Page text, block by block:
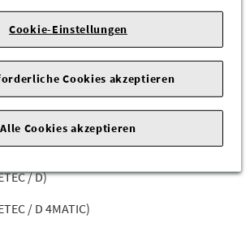
D)
/ D BE EDITION)
/ D)
/ D 4MATIC)
Cookie-Einstellungen
Cookies akzeptieren
Alle Cookies akzeptieren